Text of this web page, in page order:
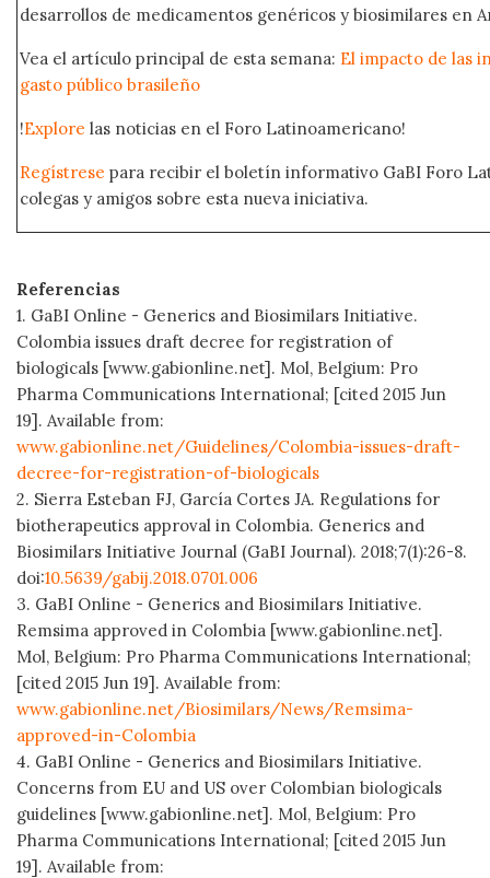
desarrollos de medicamentos genéricos y biosimilares en
Vea el artículo principal de esta semana: El impacto de las
gasto público brasileño
!Explore las noticias en el Foro Latinoamericano!
Regístrese para recibir el boletín informativo GaBI Foro
colegas y amigos sobre esta nueva iniciativa.
Referencias
1. GaBI Online - Generics and Biosimilars Initiative.
Colombia issues draft decree for registration of
biologicals [www.gabionline.net]. Mol, Belgium: Pro
Pharma Communications International; [cited 2015 Jun
19]. Available from:
www.gabionline.net/Guidelines/Colombia-issues-draft-
decree-for-registration-of-biologicals
2. Sierra Esteban FJ, García Cortes JA. Regulations for
biotherapeutics approval in Colombia. Generics and
Biosimilars Initiative Journal (GaBI Journal). 2018;7(1):26-8.
doi:10.5639/gabij.2018.0701.006
3. GaBI Online - Generics and Biosimilars Initiative.
Remsima approved in Colombia [www.gabionline.net].
Mol, Belgium: Pro Pharma Communications International;
[cited 2015 Jun 19]. Available from:
www.gabionline.net/Biosimilars/News/Remsima-
approved-in-Colombia
4. GaBI Online - Generics and Biosimilars Initiative.
Concerns from EU and US over Colombian biologicals
guidelines [www.gabionline.net]. Mol, Belgium: Pro
Pharma Communications International; [cited 2015 Jun
19]. Available from: